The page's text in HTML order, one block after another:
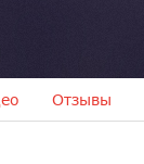
Отзывы